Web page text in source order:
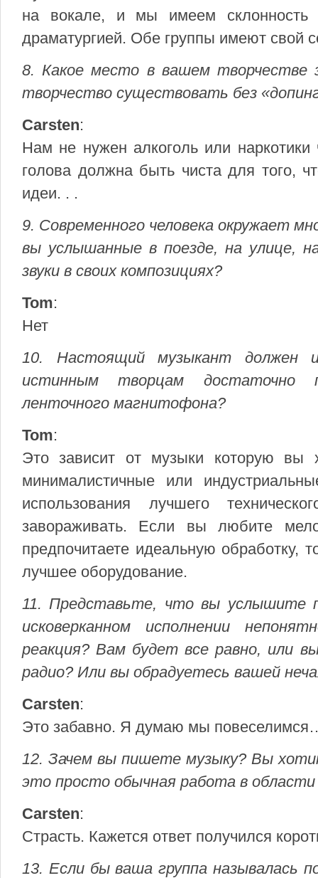
на вокале, и мы имеем склонность
драматургией. Обе группы имеют свой
8. Какое место в вашем творчестве
творчество существовать без
Carsten:
Нам не нужен алкоголь или
голова должна быть чиста для того,
идеи. . .
9. Современного человека окружает
вы услышанные в поезде, на улице,
звуки в своих композициях?
Tom:
Нет
10. Настоящий музыкант должен
истинным творцам
ленточного магнитофона?
Tom:
Это зависит от музыки которую вы
минималистичные или
использования лучшего
завораживать. Если вы любите
предпочитаете идеальную обработку,
лучшее оборудование.
11. Представьте, что вы услышите
исковерканном исполнении
реакция? Вам будет все равно, или
радио? Или вы обрадуетесь вашей
Carsten:
Это забавно. Я думаю мы
12. Зачем вы пишете музыку? Вы
это просто обычная работа в
Carsten:
Страсть. Кажется ответ получился
13. Если бы ваша группа называлась